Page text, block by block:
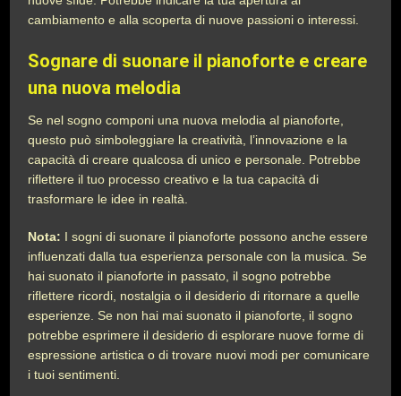
cambiamento e alla scoperta di nuove passioni o interessi.
Sognare di suonare il pianoforte e creare
una nuova melodia
Se nel sogno componi una nuova melodia al pianoforte,
questo può simboleggiare la creatività, l’innovazione e la
capacità di creare qualcosa di unico e personale. Potrebbe
riflettere il tuo processo creativo e la tua capacità di
trasformare le idee in realtà.
Nota: I sogni di suonare il pianoforte possono anche essere
influenzati dalla tua esperienza personale con la musica. Se
hai suonato il pianoforte in passato, il sogno potrebbe
riflettere ricordi, nostalgia o il desiderio di ritornare a quelle
esperienze. Se non hai mai suonato il pianoforte, il sogno
potrebbe esprimere il desiderio di esplorare nuove forme di
espressione artistica o di trovare nuovi modi per comunicare
i tuoi sentimenti.